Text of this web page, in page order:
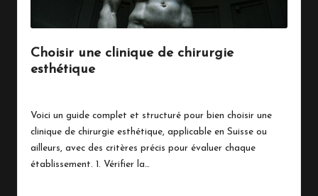
Choisir une clinique de chirurgie
esthétique
by
Voici un guide complet et structuré pour bien choisir une
clinique de chirurgie esthétique, applicable en Suisse ou
ailleurs, avec des critères précis pour évaluer chaque
établissement. 1. Vérifier la…